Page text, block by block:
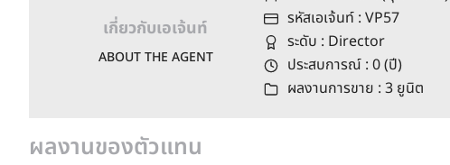
เกี่ยวกับเอเจ้นท์
ABOUT THE AGENT
รหัสเอเจ้นท์ : VP57
ระดับ : Director
ประสบการณ์ : 0 (ปี)
ผลงานการขาย : 3 ยูนิต
ผลงานของตัวแทน